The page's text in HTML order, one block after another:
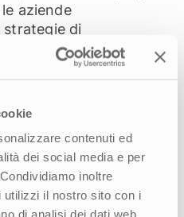
contenuti ed
dei social media e per
inoltre
utilizzi il nostro sito con i
di analisi dei dati web,
aziende
strategie di
valori che i talenti
persone danno
cultura aziendale
non cercano solo un
di lavoro in cui sentirsi